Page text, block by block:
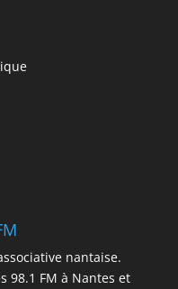
nantaise.
98.1 FM à Nantes et